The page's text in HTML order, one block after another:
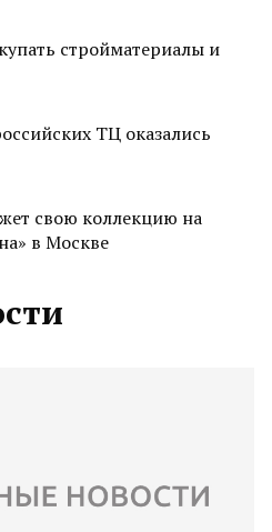
стройматериалы и
ТЦ оказались
свою коллекцию на
в Москве